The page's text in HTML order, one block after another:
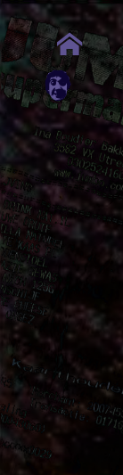
Ga
naar
inhoud